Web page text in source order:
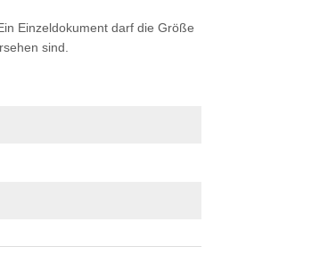
Einzeldokument darf die Größe
sind.